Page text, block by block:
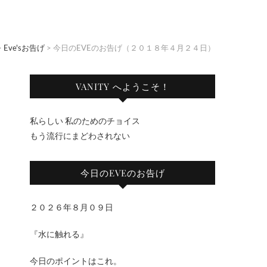
Eve'sお告げ > 今日のEVEのお告げ（２０１８年４月２４日）
VANITY へようこそ！
私らしい 私のためのチョイス
もう流行にまどわされない
今日のEVEのお告げ
２０２６年８月０９日
『水に触れる』
今日のポイントはこれ。